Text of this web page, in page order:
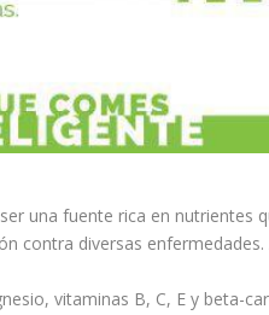
una fuente rica en nutrientes
contra diversas
vitaminas B, C, E y beta-